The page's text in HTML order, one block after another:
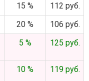
15 %
112 руб.
20 %
106 руб.
5 % 125 руб.
10 % 119 руб.